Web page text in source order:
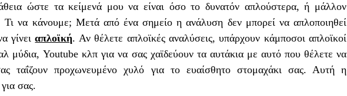
ώστε τα κείμενά μου να είναι όσο το δυνατόν απλούστερα, ή μάλλον
Τι να κάνουμε; Μετά από ένα σημείο η ανάλυση δεν μπορεί να απλοποιηθεί
γίνει απλοϊκή. Αν θέλετε απλοϊκές αναλύσεις, υπάρχουν κάμποσοι απλοϊκοί
μύδια, Youtube κλπ για να σας χαϊδεύουν τα αυτάκια με αυτό που θέλετε να
ταΐζουν προχωνευμένο χυλό για το ευαίσθητο στομαχάκι σας. Αυτή η
σας.